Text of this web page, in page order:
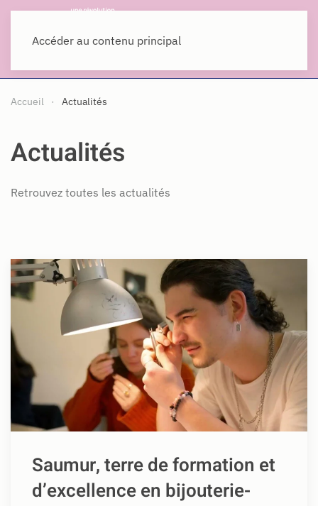
Accéder au contenu principal
Accueil Actualités
Actualités
Retrouvez toutes les actualités
Saumur, terre de formation et
d’excellence en bijouterie-